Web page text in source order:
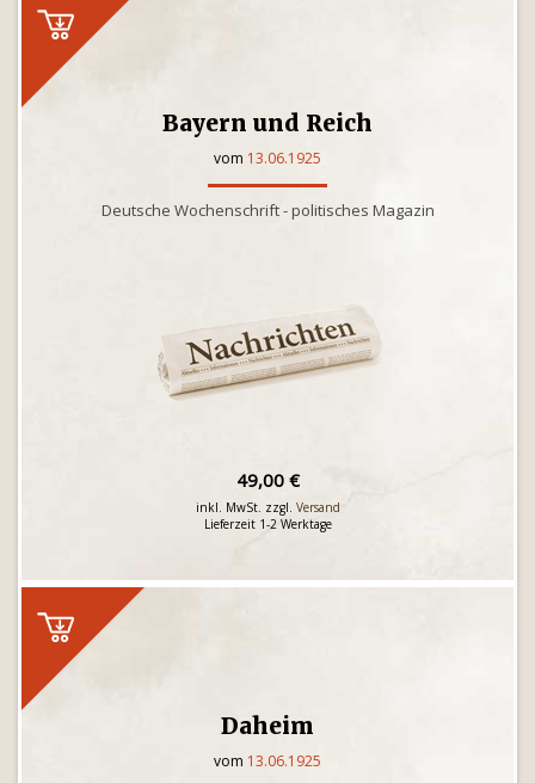
Bayern und Reich
vom 13.06.1925
Deutsche Wochenschrift - politisches Magazin
49,00 €
inkl. MwSt. zzgl. Versand
Lieferzeit 1-2 Werktage
Daheim
vom 13.06.1925